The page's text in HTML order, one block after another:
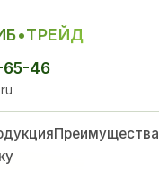
65-46
Преимущества